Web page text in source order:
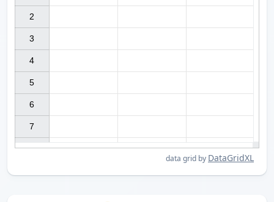
data grid by DataGridXL
2
3
4
5
6
7